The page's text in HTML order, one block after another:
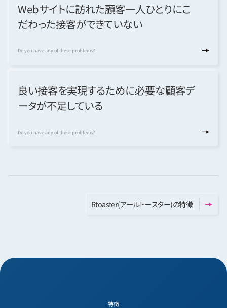
Rtoaster(アールトースター)の特徴
Webサイトに訪れた顧客一人ひとりにこ
だわった接客ができていない
Do you have any of these problems?
良い接客を実現するために必要な顧客デ
ータが不足している
Do you have any of these problems?
特徴